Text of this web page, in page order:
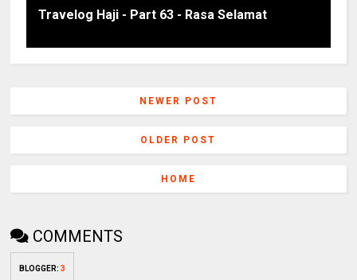
Travelog Haji - Part 63 - Rasa Selamat
NEWER POST
OLDER POST
HOME
COMMENTS
BLOGGER:3